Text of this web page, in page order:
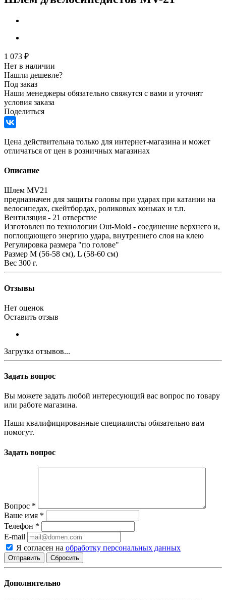
1 073 ₽
Нет в наличии
Нашли дешевле?
Под заказ
Наши менеджеры обязательно свяжутся с вами и уточнят
условия заказа
Поделиться
Цена действительна только для интернет-магазина и может
отличаться от цен в розничных магазинах
Описание
Шлем MV21
предназначен для защиты головы при ударах при катании на
велосипедах, скейтбордах, роликовых коньках и т.п.
Вентиляция - 21 отверстие
Изготовлен по технологии Out-Mold - соединение верхнего и,
поглощающего энергию удара, внутреннего слоя на клею
Регулировка размера "по голове"
Размер М (56-58 см), L (58-60 см)
Вес 300 г.
Отзывы
Нет оценок
Оставить отзыв
Загрузка отзывов...
Задать вопрос
Вы можете задать любой интересующий вас вопрос по товару
или работе магазина.
Наши квалифицированные специалисты обязательно вам
помогут.
Задать вопрос
Вопрос *
Ваше имя *
Телефон *
E-mail
Я согласен на обработку персональных данных
Сбросить
Дополнительно